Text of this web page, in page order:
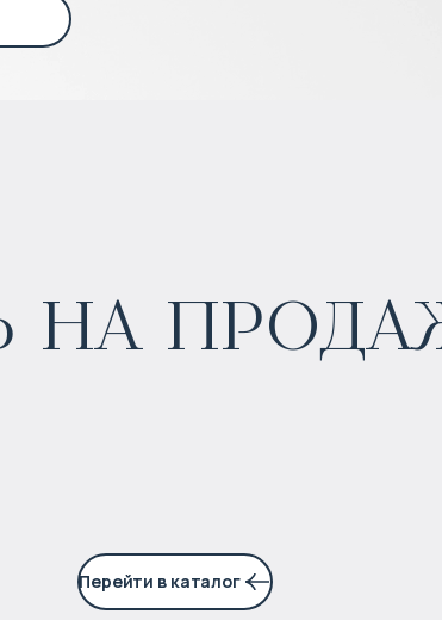
Перейти в каталог